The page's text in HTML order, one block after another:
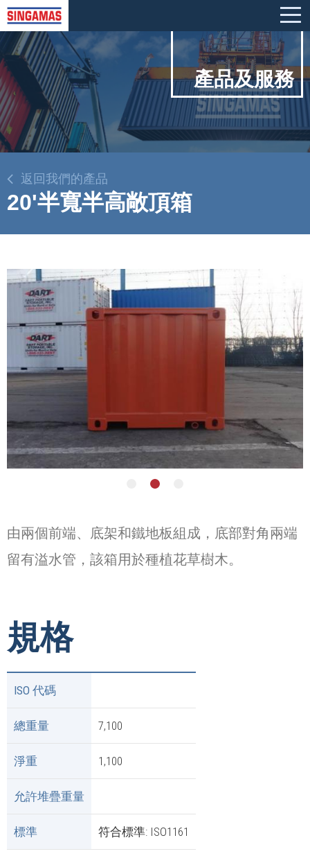
產品及服務
返回我們的產品
20'半寬半高敞頂箱
由兩個前端、底架和鐵地板組成，底部對角兩端
留有溢水管，該箱用於種植花草樹木。
規格
ISO 代碼
總重量 7,100
淨重 1,100
允許堆疊重量
標準 符合標準: ISO1161